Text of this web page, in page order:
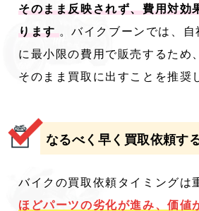
そのまま反映されず、費用対効
ります 。バイクブーンでは、自
に最小限の費用で販売するため
そのまま買取に出すことを推奨
なるべく早く買取依頼す
バイクの買取依頼タイミングは
ほどパーツの劣化が進み、価値